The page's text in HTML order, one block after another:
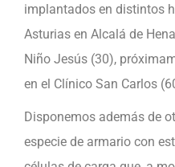
implantados en distintos
Asturias en Alcalá de
Niño Jesús (30),
en el Clínico San Carlos
Disponemos además de
especie de armario con